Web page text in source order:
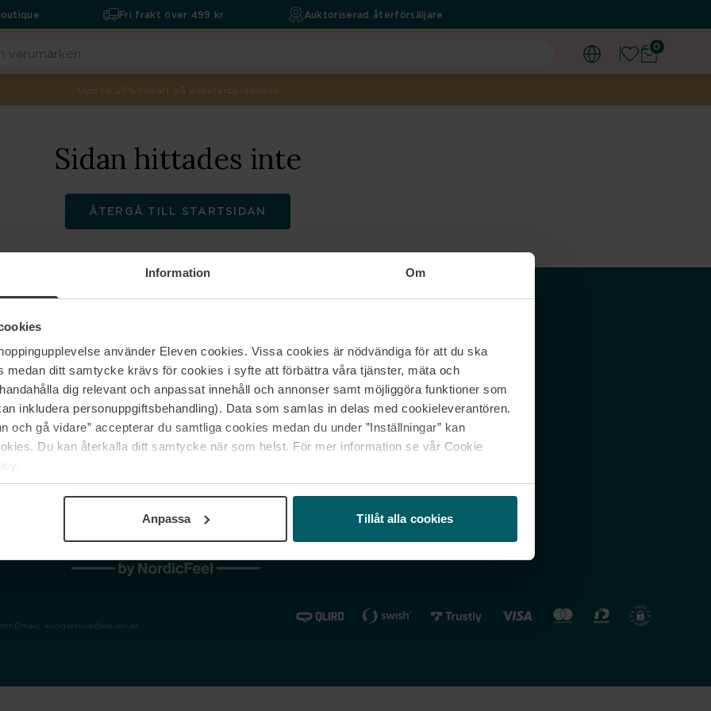
Information Om
använder Eleven cookies. Vissa cookies är nödvändiga för att du ska
medan ditt samtycke krävs för cookies i syfte att förbättra våra tjänster, mäta och
dig relevant och anpassat innehåll och annonser samt möjliggöra funktioner som
inkludera personuppgiftsbehandling). Data som samlas in delas med cookieleverantören.
och gå vidare” accepterar du samtliga cookies medan du under ”Inställningar” kan
Du kan återkalla ditt samtycke när som helst. För mer information se vår Cookie
Anpassa Tillåt alla cookies
0
Fri frakt över 499 kr Auktoriserad återförsäljare
Upp till 25% rabatt på paketerbjudanden
Sidan hittades inte
ÅTERGÅ TILL STARTSIDAN
Om oss
Jobba hos oss
Våra varumärken
Kontakta oss
Vanliga frågor & svar
Spåra min beställning
reklamationer
Nordicfeel SE
Nordicfeel FI
Nordicfeel NO
Email: kundservice@eleven.se